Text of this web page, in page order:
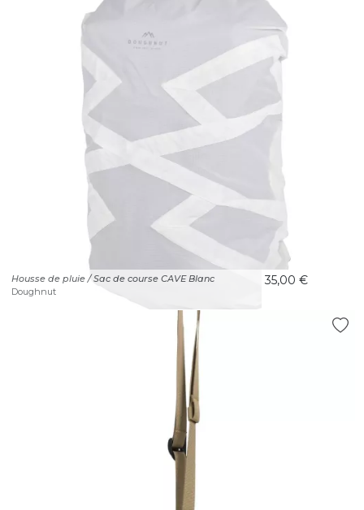
Housse de pluie / Sac de course CAVE Blanc
Doughnut
35,00 €